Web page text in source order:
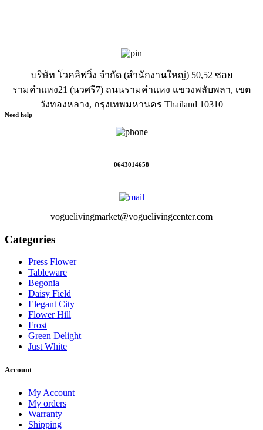
บริษัท โวคลิฟวิ่ง จำกัด (สำนักงานใหญ่) 50,52 ซอย
รามคำแหง21 (นวศรี7) ถนนรามคำแหง แขวงพลับพลา, เขต
วังทองหลาง, กรุงเทพมหานคร Thailand 10310
Need help
0643014658
voguelivingmarket@voguelivingcenter.com
Categories
Press Flower
Tableware
Begonia
Daisy Field
Elegant City
Flower Hill
Frost
Green Delight
Just White
Account
My Account
My orders
Warranty
Shipping